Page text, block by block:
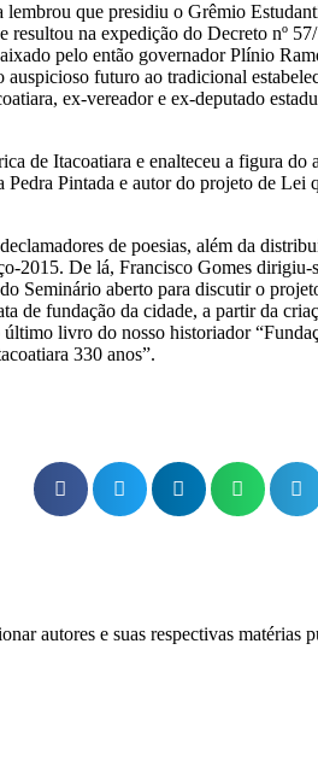
que presidiu o Grêmio
resultou na expedição do Decreto nº
pelo então governador Plínio
futuro ao tradicional
ex-vereador e ex-deputado
de Itacoatiara e enalteceu a figura do
Pintada e autor do projeto de Lei
de poesias, além da
2015. De lá, Francisco Gomes dirigiu-
Seminário aberto para discutir o
de fundação da cidade, a partir da
livro do nosso historiador
330 anos”.
autores e suas respectivas matérias